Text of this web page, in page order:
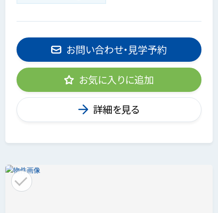
お問い合わせ・見学予約
お気に入りに追加
詳細を見る